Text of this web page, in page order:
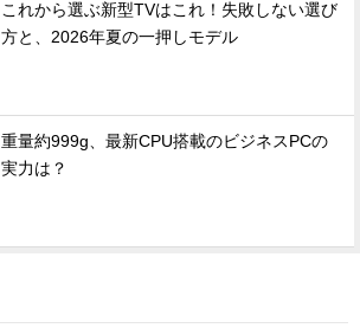
これから選ぶ新型TVはこれ！失敗しない選び
方と、2026年夏の一押しモデル
重量約999g、最新CPU搭載のビジネスPCの
実力は？